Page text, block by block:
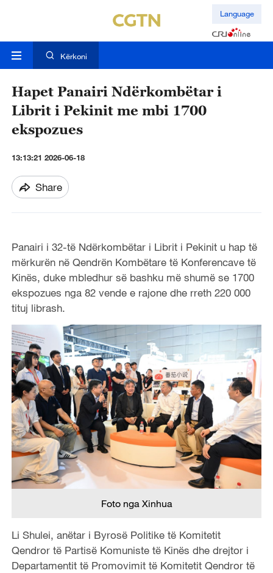
Language
Kërkoni
Hapet Panairi Ndërkombëtar i
Librit i Pekinit me mbi 1700
ekspozues
13:13:21 2026-06-18
Share
Panairi i 32-të Ndërkombëtar i Librit i Pekinit u hap të
mërkurën në Qendrën Kombëtare të Konferencave të
Kinës, duke mbledhur së bashku më shumë se 1700
ekspozues nga 82 vende e rajone dhe rreth 220 000
tituj librash.
Foto nga Xinhua
Li Shulei, anëtar i Byrosë Politike të Komitetit
Qendror të Partisë Komuniste të Kinës dhe drejtor i
Departamentit të Promovimit të Komitetit Qendror të